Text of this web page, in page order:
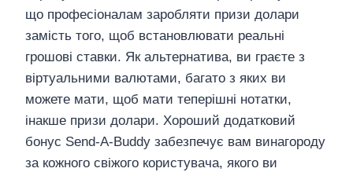
що професіоналам заробляти призи долари
замість того, щоб встановлювати реальні
грошові ставки. Як альтернатива, ви граєте з
віртуальними валютами, багато з яких ви
можете мати, щоб мати теперішні нотатки,
інакше призи долари. Хороший додатковий
бонус Send-A-Buddy забезпечує вам винагороду
за кожного свіжого користувача, якого ви